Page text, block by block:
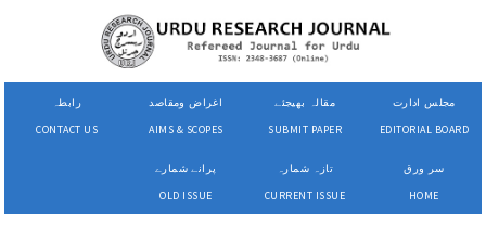
رابطہ
CONTACT US
اغراض ومقاصد
AIMS & SCOPES
مقالہ بھیجئے
SUBMIT PAPER
مجلس ادارت
EDITORIAL BOARD
پرانے شمارے
OLD ISSUE
تازہ شمارہ
CURRENT ISSUE
سر ورق
HOME